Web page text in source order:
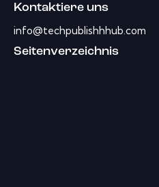
Kontaktiere uns
info@techpublishhhub.com
Seitenverzeichnis